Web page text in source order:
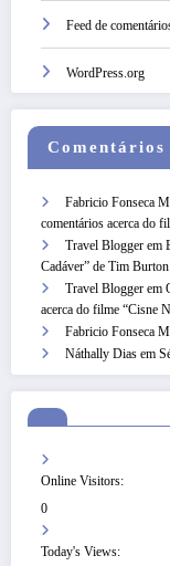
Feed de
WordPress.org
Comentários
Fabricio Fonseca
comentários acerca do
Travel Blogger em
Cadáver” de Tim Burton
Travel Blogger em
acerca do filme “Cisne
Fabricio Fonseca
Náthally Dias em
Online Visitors:
0
Today's Views: